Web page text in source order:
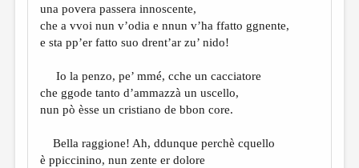
МАЛАЯ ПРОЗА
ЭССЕИСТИКА
ЛИТЕРАТУРОВЕДЕНИЕ
КУЛЬТУРОВЕДЕНИЕ
РЕЦЕНЗИРОВАНИЕ
una povera passera innoscente,
che a vvoi nun v’odia e nnun v’ha ffatto ggnente,
e sta pp’er fatto suo drent’ar zu’ nido!
Io la penzo, pe’ mmé, cche un cacciatore
che ggode tanto d’ammazzà un uscello,
nun pò èsse un cristiano de bbon core.
Bella raggione! Ah, ddunque perchè cquello
è ppiccinino, nun zente er dolore